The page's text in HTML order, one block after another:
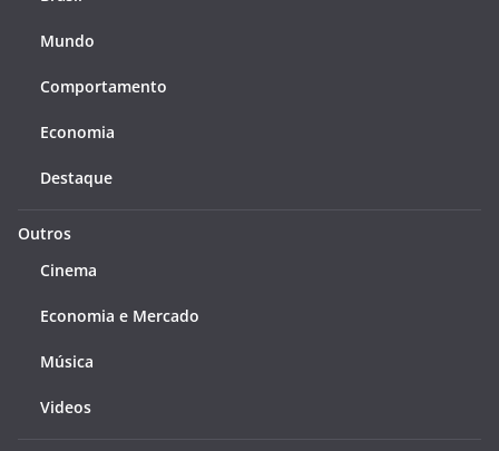
Mundo
Comportamento
Economia
Destaque
Outros
Cinema
Economia e Mercado
Música
Videos